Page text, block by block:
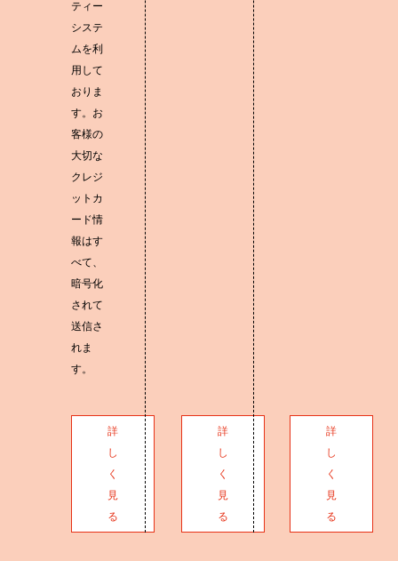
ティー
システ
ムを利
用して
おりま
す。お
客様の
大切な
クレジ
ットカ
ード情
報はす
べて、
暗号化
されて
送信さ
れま
す。
詳
し
く
見
る
詳
し
く
見
る
詳
し
く
見
る